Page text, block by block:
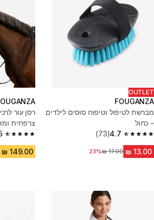
OUTLET
FOUGANZA
מברשת לטיפול וטיפוח סוסים לילדים
- כחול
4.7
4.7 out of 5 stars from 73 reviews
(73)
מחיר לפני הנחה‏17.00 ₪
23%
רסן עור
צרפתית
רגילים דגם 100
4.5 out of 5 stars from 66 reviews